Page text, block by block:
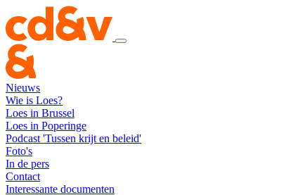
Nieuws
Wie is Loes?
Loes in Brussel
Loes in Poperinge
Podcast 'Tussen krijt en beleid'
Foto's
In de pers
Contact
Interessante documenten